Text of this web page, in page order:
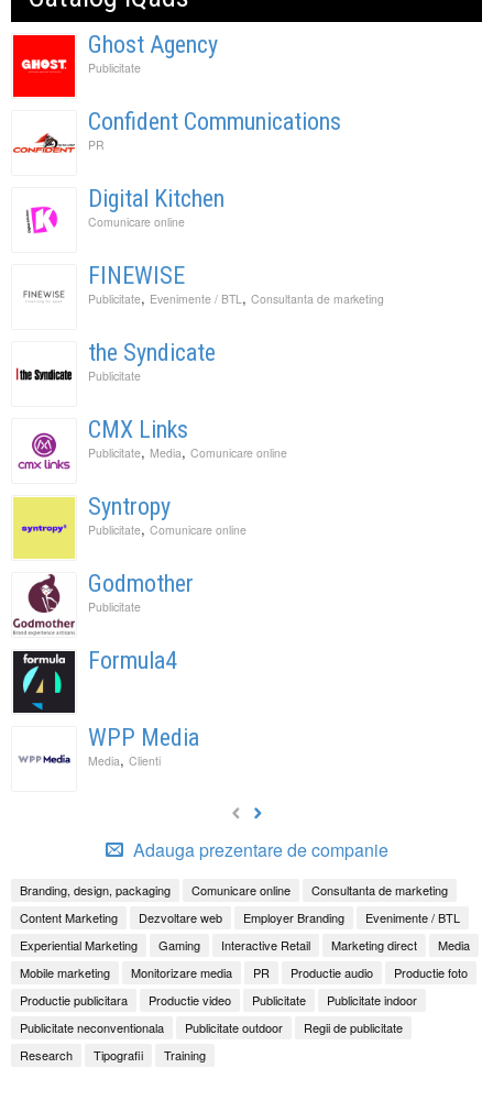
Ghost Agency
Publicitate
Confident Communications
PR
Digital Kitchen
Comunicare online
FINEWISE
Publicitate, Evenimente / BTL, Consultanta de marketing
the Syndicate
Publicitate
CMX Links
Publicitate, Media, Comunicare online
Syntropy
Publicitate, Comunicare online
Godmother
Publicitate
Formula4
WPP Media
Media, Clienti
Adauga prezentare de companie
Branding, design, packaging Comunicare online
Consultanta de marketing
Content Marketing
Dezvoltare web Employer Branding
Evenimente / BTL
Experiential Marketing
Gaming Interactive Retail Marketing direct
Media
Mobile marketing
Monitorizare media PR Productie audio
Productie foto
Productie publicitara
Productie video Publicitate
Publicitate indoor
Publicitate neconventionala
Publicitate outdoor
Regii de publicitate
Research
Tipografii Training